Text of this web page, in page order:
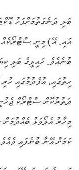
ބަލި ދަނެގަތުމަށްފަހު
އައި. އޭ) މިނީ ސްޓްރޯކެއް
ބުނެއެވެ. ހައިލީގެ ބަލި
ހިތުގައި، އުފެދުމުގައި
ދަތުރުކޮށް ސްޓްރޯކް
މިހާރު އެލޯވަޅު
ކަމަށް އޭނާ ބުނެފައި